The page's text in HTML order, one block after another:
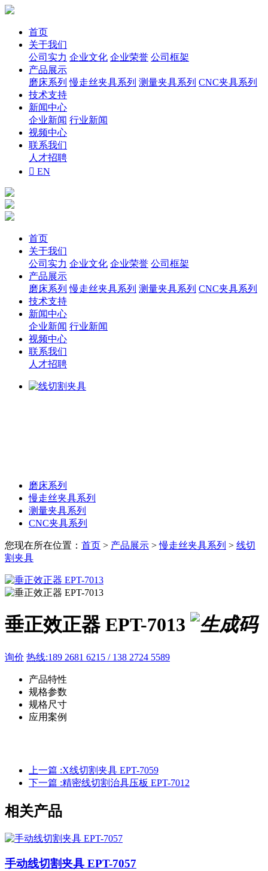
首页
关于我们
公司实力 企业文化 企业荣誉 公司框架
产品展示
磨床系列 慢走丝夹具系列 测量夹具系列 CNC夹具系列
技术支持
新闻中心
企业新闻 行业新闻
视频中心
联系我们
人才招聘
 EN
首页
关于我们
公司实力 企业文化 企业荣誉 公司框架
产品展示
磨床系列 慢走丝夹具系列 测量夹具系列 CNC夹具系列
技术支持
新闻中心
企业新闻 行业新闻
视频中心
联系我们
人才招聘
磨床系列
慢走丝夹具系列
测量夹具系列
CNC夹具系列
您现在所在位置： 首页 > 产品展示 >慢走丝夹具系列 > 线切
割夹具
垂正效正器 EPT-7013
询价 热线:189 2681 6215 / 138 2724 5589
产品特性
规格参数
规格尺寸
应用案例
上一篇 :X线切割夹具 EPT-7059
下一篇 :精密线切割治具压板 EPT-7012
相关产品
手动线切割夹具 EPT-7057